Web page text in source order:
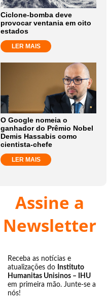
Ciclone-bomba deve
provocar ventania em oito
estados
LER MAIS
O Google nomeia o
ganhador do Prêmio Nobel
Demis Hassabis como
cientista-chefe
LER MAIS
Assine a
Newsletter
Receba as notícias e
atualizações do Instituto
Humanitas Unisinos – IHU
em primeira mão. Junte-se a
nós!